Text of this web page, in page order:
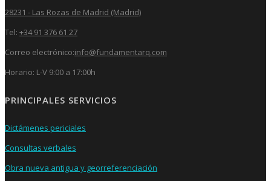
28231 - Las Rozas de Madrid (Madrid)
Tel: +34 91 376 61 27
Correo electrónico:info@fundamentarq.com
Horario: L-V 9:00 a 17:00h
PRINCIPALES SERVICIOS
Dictámenes periciales
Consultas verbales
Obra nueva antigua y georreferenciación